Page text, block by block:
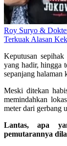
Roy Suryo &
Terkuak Alasan
Keputusan
yang hadir, hingga
sepanjang halaman
Meski ditekan
memindahkan
meter dari gerbang
Lantas, apa
pemutarannya